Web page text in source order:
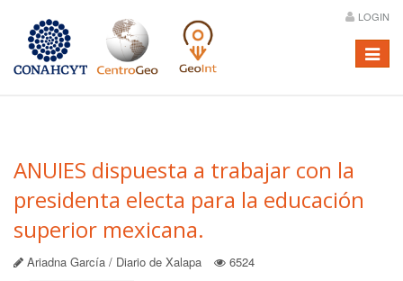
LOGIN
Menú
ANUIES dispuesta a trabajar con la
presidenta electa para la educación
superior mexicana.
Ariadna García / Diario de Xalapa
6524